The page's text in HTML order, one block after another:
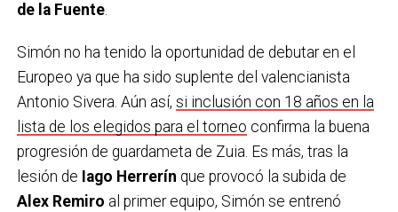
de la Fuente.
Simón no ha tenido la oportunidad de debutar en el
Europeo ya que ha sido suplente del valencianista
Antonio Sivera. Aún así, si inclusión con 18 años en la
lista de los elegidos para el torneo confirma la buena
progresión de guardameta de Zuia. Es más, tras la
lesión de Iago Herrerín que provocó la subida de
Alex Remiro al primer equipo, Simón se entrenó